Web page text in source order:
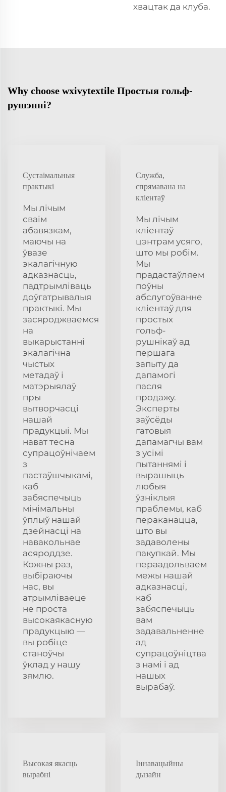
хвацтак да клуба.
Why choose wxivytextile Простыя гольф-
рушэнні?
Сустаімальныя
практыкі
Мы лічым
сваім
абавязкам,
маючы на
ўвазе
экалагічную
адказнасць,
падтрымліваць
доўгатрывалыя
практыкі. Мы
засяроджваемся
на
выкарыстанні
экалагічна
чыстых
метадаў і
матэрыялаў
пры
вытворчасці
нашай
прадукцыі. Мы
нават тесна
супрацоўнічаем
з
пастаўшчыкамі,
каб
забяспечыць
мінімальны
ўплыў нашай
дзейнасці на
навакольнае
асяроддзе.
Кожны раз,
выбіраючы
нас, вы
атрымліваеце
не проста
высокаякасную
прадукцыю —
вы робіце
станоўчы
ўклад у нашу
зямлю.
Служба,
спрямавана на
кліентаў
Мы лічым
кліентаў
цэнтрам усяго,
што мы робім.
Мы
прадастаўляем
поўны
абслугоўванне
кліентаў для
простых
гольф-
рушнікаў ад
першага
запыту да
дапамогі
пасля
продажу.
Эксперты
заўсёды
гатовыя
дапамагчы вам
з усімі
пытаннямі і
вырашыць
любыя
ўзніклыя
праблемы, каб
пераканацца,
што вы
задаволены
пакупкай. Мы
пераадольваем
межы нашай
адказнасці,
каб
забяспечыць
вам
задавальненне
ад
супрацоўніцтва
з намі і ад
нашых
вырабаў.
Высокая якасць
вырабні
Іннавацыйны
дызайн